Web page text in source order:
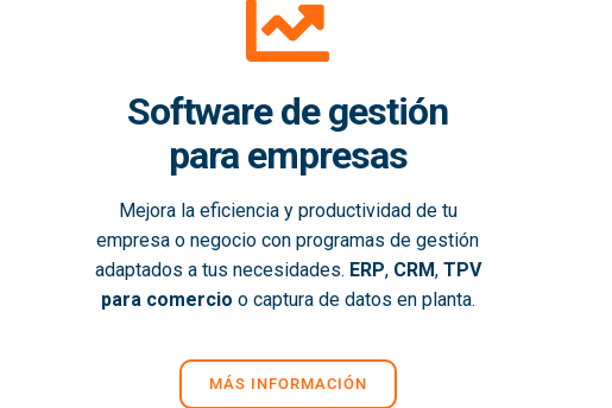
Software de gestión
para empresas
Mejora la eficiencia y productividad de tu
empresa o negocio con programas de gestión
adaptados a tus necesidades. ERP, CRM, TPV
para comercio o captura de datos en planta.
MÁS INFORMACIÓN